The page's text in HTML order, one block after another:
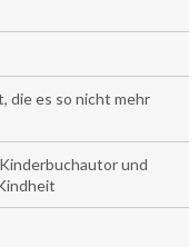
die es so nicht mehr
und